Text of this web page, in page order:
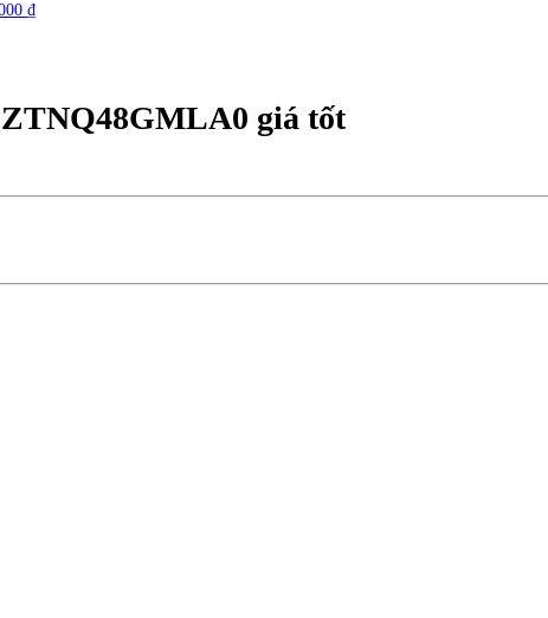
₫
giá tốt